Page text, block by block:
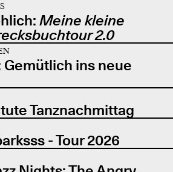
Meine kleine
2.0
ins neue
Tanznachmittag
- Tour 2026